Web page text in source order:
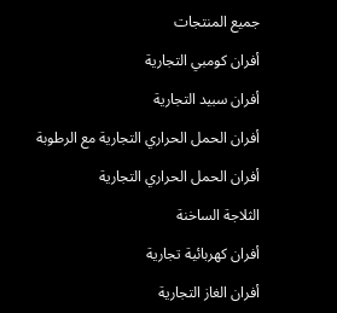
جميع المنتجات
أفران كومبي التجارية
أفران سبيد التجارية
أفران الحمل الحراري التجارية مع الرطوبة
أفران الحمل الحراري التجارية
الثلاجة الساخنة
أفران كهربائية تجارية
أفران الغاز التجارية